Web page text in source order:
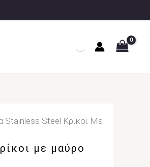
Stainless Steel Κρίκοι Με
με μαύρο